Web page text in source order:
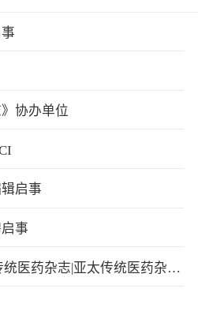
协办单位
启事
事
药杂志|亚太传统医药杂志投稿